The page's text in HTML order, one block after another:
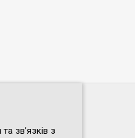
зв’язків з